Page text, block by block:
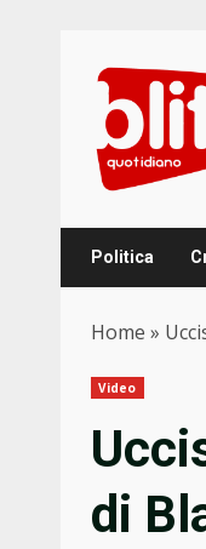
content
Politica
Home »
Video
di